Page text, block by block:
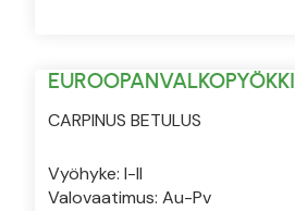
EUROOPANVALKOPYÖKKI
CARPINUS BETULUS
Vyöhyke: I-II
Valovaatimus: Au-Pv